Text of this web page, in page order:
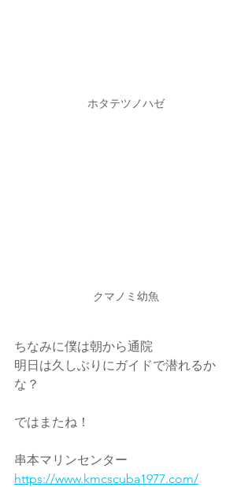
ホタテツノハゼ
クマノミ幼魚
ちなみに僕は朝から通院
明日は久しぶりにガイドで潜れるか
な？
ではまたね！
串本マリンセンター
https://www.kmcscuba1977.com/